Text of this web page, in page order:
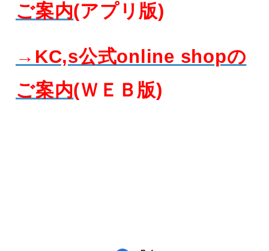
ご案内(アプリ版)
→KC,s公式online shopの
ご案内(ＷＥＢ版)